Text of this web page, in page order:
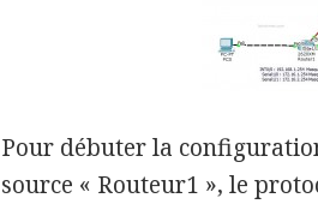
Pour débuter la
source « Routeur1 », le